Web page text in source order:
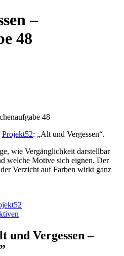
–
48
48
Projekt52: „Alt und Vergessen“.
wie Vergänglichkeit darstellbar
welche Motive sich eignen. Der
Verzicht auf Farben wirkt ganz
und Vergessen –